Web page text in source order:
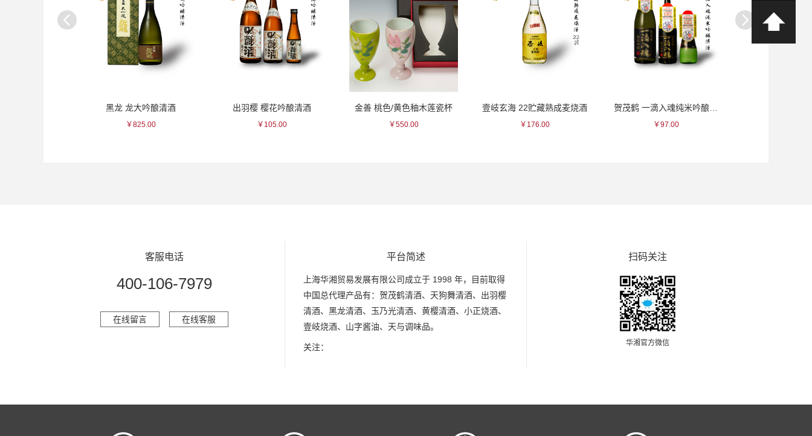
黑龙 龙大吟酿清酒
￥825.00
出羽樱 樱花吟酿清酒
￥105.00
金善 桃色/黄色秞木莲瓷杯
￥550.00
壹岐玄海 22贮藏熟成麦烧酒
￥176.00 ￥97.00
客服电话
400-106-7979
在线留言 在线客服
平台简述
上海华湘贸易发展有限公司成立于 1998 年，目前取得
中国总代理产品有：贺茂鹤清酒、天狗舞清酒、出羽樱
清酒、黑龙清酒、玉乃光清酒、黄樱清酒、小正烧酒、
壹岐烧酒、山字酱油、天与调味品。
关注：
扫码关注
华湘官方微信